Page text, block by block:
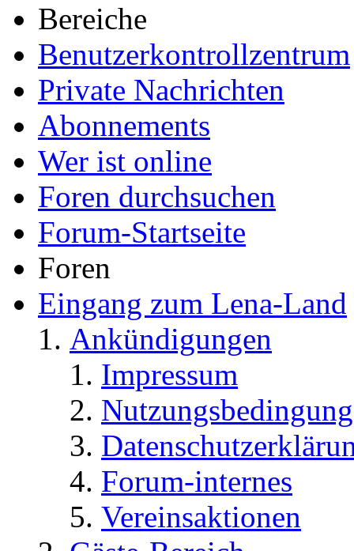
Bereiche
Benutzerkontrollzentrum
Private Nachrichten
Abonnements
Wer ist online
Foren durchsuchen
Forum-Startseite
Foren
Eingang zum Lena-Land
Ankündigungen
Impressum
Forum-internes
Vereinsaktionen